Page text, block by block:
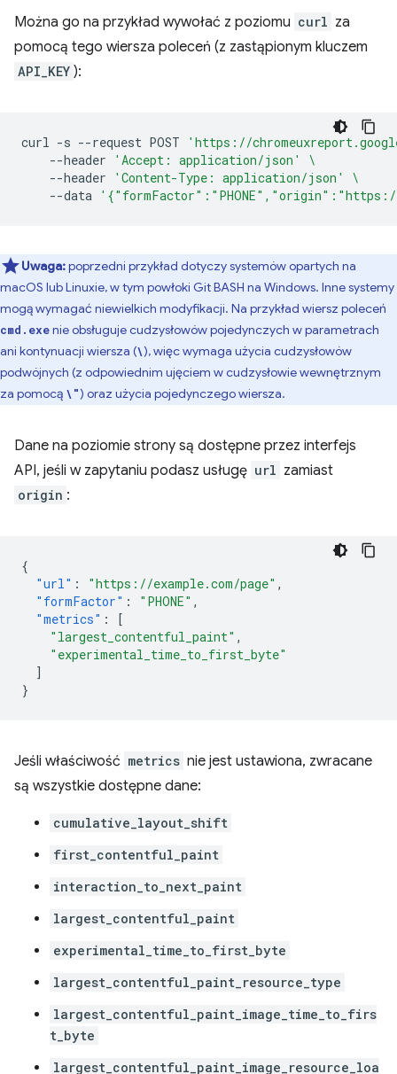
Można go na przykład wywołać z poziomu curl za
pomocą tego wiersza poleceń (z zastąpionym kluczem
API_KEY ):
curl -s --request POST
'https://
--header
'Accept: application/json'
\
--header
'Content-Type: application/json'
\
--data
Uwaga:poprzedni przykład dotyczy systemów opartych na
macOS lub Linuxie, w tym powłoki Git BASH na Windows. Inne systemy
mogą wymagać niewielkich modyfikacji. Na przykład wiersz poleceń
cmd.exenie obsługuje cudzysłowów pojedynczych w parametrach
ani kontynuacji wiersza (\), więc wymaga użycia cudzysłowów
podwójnych (z odpowiednim ujęciem w cudzysłowie wewnętrznym
za pomocą \") oraz użycia pojedynczego wiersza.
Dane na poziomie strony są dostępne przez interfejs
API, jeśli w zapytaniu podasz usługę url zamiast
origin :
{
"url" : "https://example.com/page" ,
"formFactor" : "PHONE" ,
"metrics" :
[
"largest_contentful_paint" ,
"experimental_time_to_first_byte"
]
}
Jeśli właściwość metrics nie jest ustawiona, zwracane
są wszystkie dostępne dane:
cumulative_layout_shift
first_contentful_paint
interaction_to_next_paint
largest_contentful_paint
experimental_time_to_first_byte
largest_contentful_paint_resource_type
largest_contentful_paint_image_time_to_firs
t_byte
largest_contentful_paint_image_resource_loa